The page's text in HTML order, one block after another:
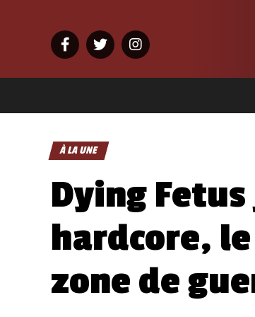
À LA UNE
Dying
hardcore,
zone de